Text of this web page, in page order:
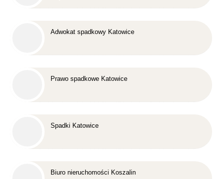
Adwokat spadkowy Katowice
Prawo spadkowe Katowice
Spadki Katowice
Biuro nieruchomości Koszalin